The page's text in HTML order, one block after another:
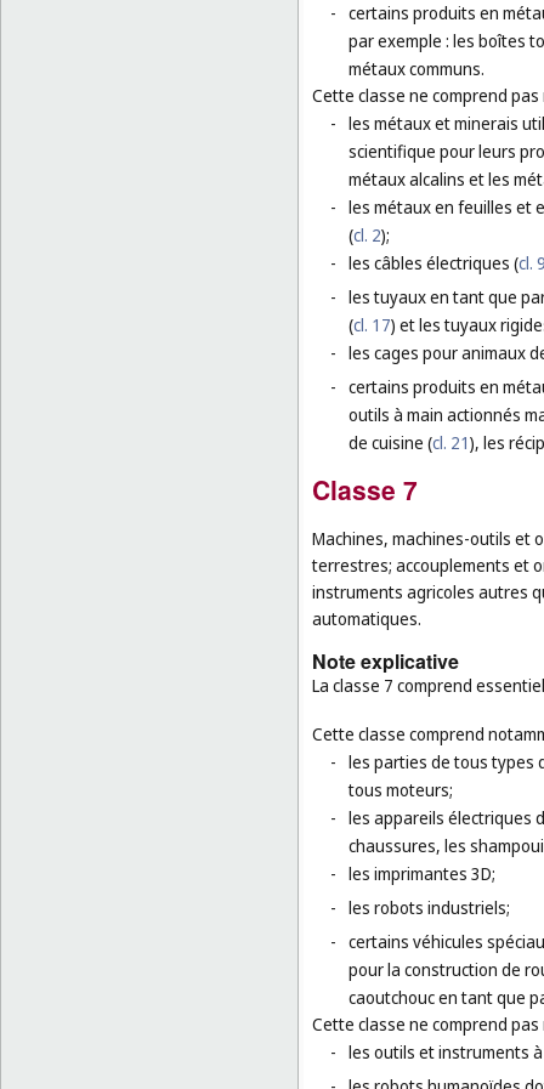
- certains produits en
par exemple : les boîtes
métaux communs.
Cette classe ne comprend
- les métaux et minerais
scientifique pour leurs
métaux alcalins et les
- les métaux en feuilles et
(cl. 2);
- les câbles électriques (cl.
- les tuyaux en tant que
(cl. 17) et les tuyaux
- les cages pour animaux
- certains produits en
outils à main actionnés
de cuisine (cl. 21), les
Classe 7
Machines, machines-outils et
terrestres; accouplements et
instruments agricoles autres
automatiques.
Note explicative
La classe 7 comprend
Cette classe comprend
- les parties de tous types
tous moteurs;
- les appareils électriques
chaussures, les
- les imprimantes 3D;
- les robots industriels;
- certains véhicules
pour la construction de
caoutchouc en tant que
Cette classe ne comprend
- les outils et instruments